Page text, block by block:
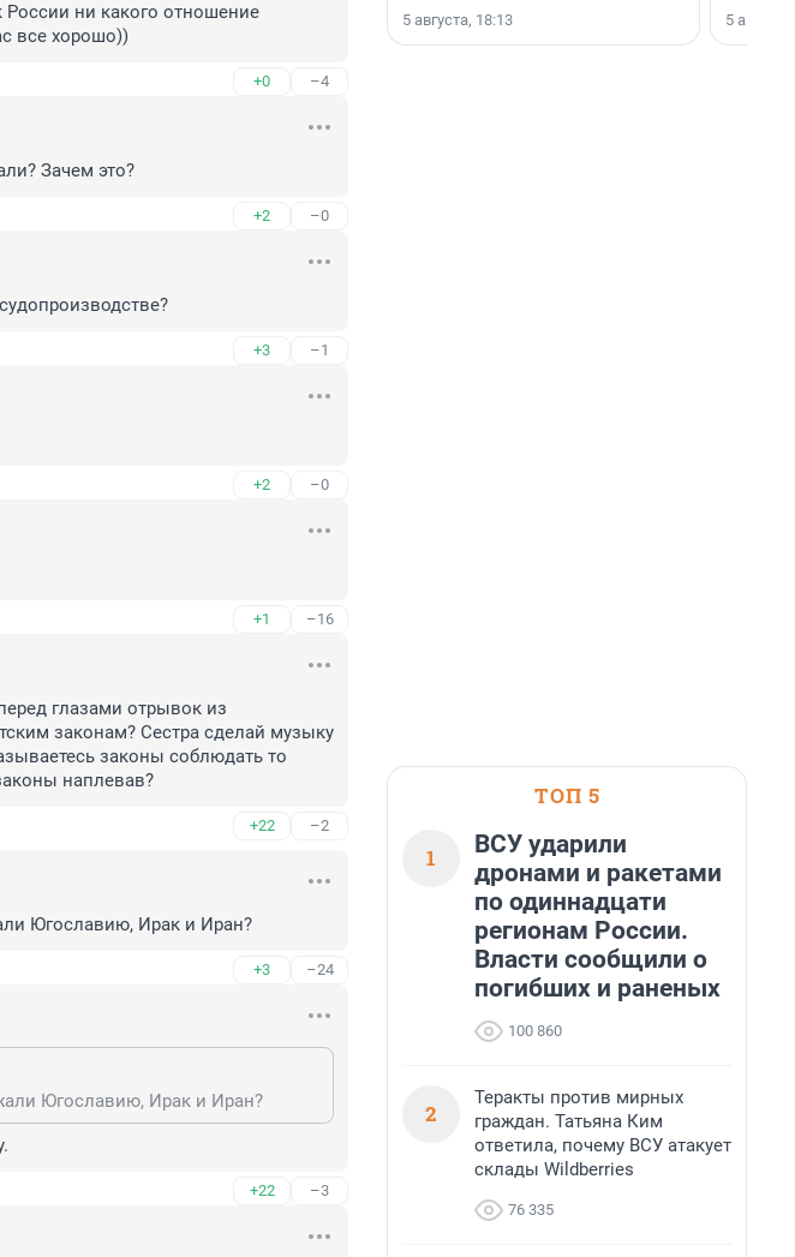
ни какого отношение
все хорошо))
+0 –4
Зачем это?
+2 –0
+3 –1
+2 –0
+1 –16
глазами отрывок из
законам? Сестра сделай музыку
законы соблюдать то
наплевав?
+22 –2
Югославию, Ирак и Иран?
+3 –24
Югославию, Ирак и Иран?
+22 –3
5 августа, 18:13 5
ТОП 5
1
ВСУ ударили
дронами и ракетами
по одиннадцати
регионам России.
Власти сообщили о
погибших и раненых
100 860
2
Теракты против мирных
граждан. Татьяна Ким
ответила, почему ВСУ атакует
склады Wildberries
76 335